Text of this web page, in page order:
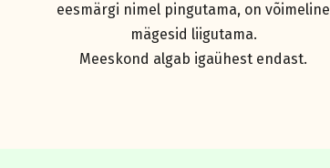
eesmärgi nimel pingutama, on võimeline
mägesid liigutama.
Meeskond algab igaühest endast.